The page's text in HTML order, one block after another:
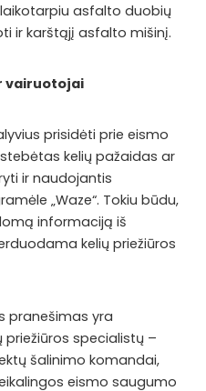
asfalto duobių
ir karštąjį asfalto mišinį.
vairuotojai
prisidėti prie eismo
kelių pažaidas ar
ir naudojantis
„Waze“. Tokiu būdu,
informaciją iš
kelių priežiūros
pranešimas yra
specialistų –
šalinimo komandai,
eismo saugumo